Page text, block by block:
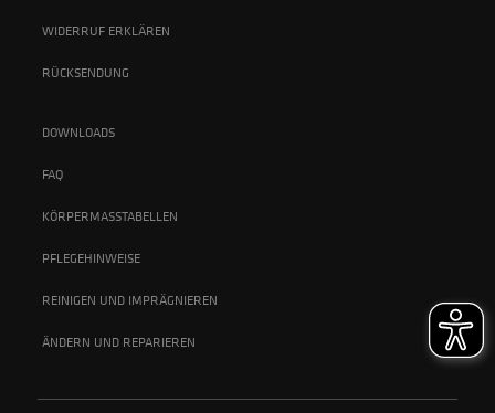
WIDERRUF ERKLÄREN
RÜCKSENDUNG
DOWNLOADS
FAQ
KÖRPERMASSTABELLEN
PFLEGEHINWEISE
REINIGEN UND IMPRÄGNIEREN
ÄNDERN UND REPARIEREN